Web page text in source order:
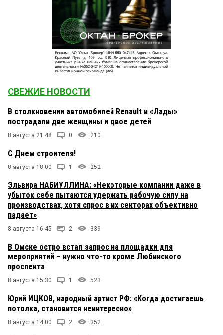
СВЕЖИЕ НОВОСТИ
В столкновении автомобилей Renault и «Лады»
пострадали две женщины и двое детей
8 августа 21:48 0 210
С Днем строителя!
8 августа 18:00 1 252
Эльвира НАБИУЛЛИНА: «Некоторые компании даже в
убыток себе пытаются удержать рабочую силу на
производствах, хотя спрос в их секторах объективно
падает»
8 августа 16:45 2 339
В Омске остро встал запрос на площадки для
мероприятий – нужно что-то кроме Любинского
проспекта
8 августа 15:30 1 523
Юрий ИЦКОВ, народный артист РФ: «Когда достигаешь
потолка, становится неинтересно»
8 августа 14:00 2 352